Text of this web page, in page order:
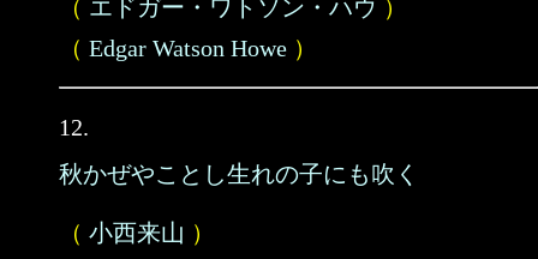
（ エドガー・ワトソン・ハウ ）
（ Edgar Watson Howe ）
12.
秋かぜやことし生れの子にも吹く
（ 小西来山 ）